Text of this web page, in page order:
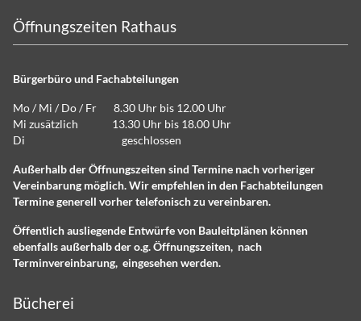
Öffnungszeiten Rathaus
Bürgerbüro und Fachabteilungen
Mo / Mi / Do / Fr 8.30 Uhr bis 12.00 Uhr
Mi zusätzlich 13.30 Uhr bis 18.00 Uhr
Di geschlossen
Außerhalb der Öffnungszeiten sind Termine nach vorheriger
Vereinbarung möglich. Wir empfehlen in den Fachabteilungen
Termine generell vorher telefonisch zu vereinbaren.
Öffentlich ausliegende Entwürfe von Bauleitplänen können
ebenfalls außerhalb der o.g. Öffnungszeiten, nach
Terminvereinbarung, eingesehen werden.
Bücherei